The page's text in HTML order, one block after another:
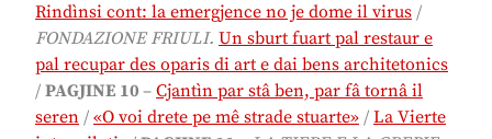
Rindìnsi cont: la emergjence no je dome il virus /
FONDAZIONE FRIULI. Un sburt fuart pal restaur e
pal recupar des oparis di art e dai bens architetonics
/ PAGJINE 10 – Cjantìn par stâ ben, par fâ tornâ il
seren / «O voi drete pe mê strade stuarte» / La Vierte